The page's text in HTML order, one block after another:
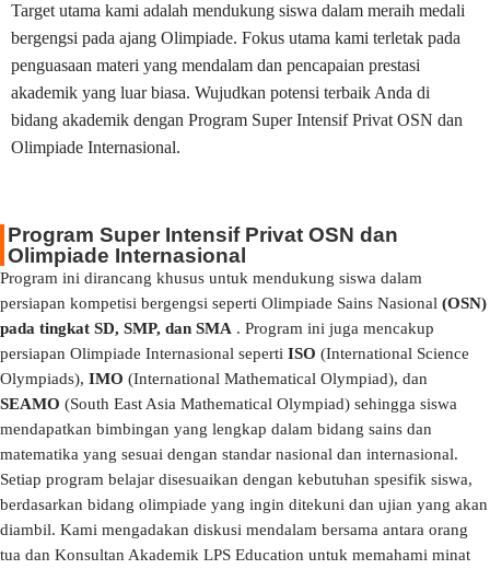
Target utama kami adalah mendukung siswa dalam meraih medali
bergengsi pada ajang Olimpiade. Fokus utama kami terletak pada
penguasaan materi yang mendalam dan pencapaian prestasi
akademik yang luar biasa. Wujudkan potensi terbaik Anda di
bidang akademik dengan Program Super Intensif Privat OSN dan
Olimpiade Internasional.
Program Super Intensif Privat OSN dan
Olimpiade Internasional
Program ini dirancang khusus untuk mendukung siswa dalam
persiapan kompetisi bergengsi seperti Olimpiade Sains Nasional (OSN)
pada tingkat SD, SMP, dan SMA . Program ini juga mencakup
persiapan Olimpiade Internasional seperti ISO (International Science
Olympiads), IMO (International Mathematical Olympiad), dan
SEAMO (South East Asia Mathematical Olympiad) sehingga siswa
mendapatkan bimbingan yang lengkap dalam bidang sains dan
matematika yang sesuai dengan standar nasional dan internasional.
Setiap program belajar disesuaikan dengan kebutuhan spesifik siswa,
berdasarkan bidang olimpiade yang ingin ditekuni dan ujian yang akan
diambil. Kami mengadakan diskusi mendalam bersama antara orang
tua dan Konsultan Akademik LPS Education untuk memahami minat